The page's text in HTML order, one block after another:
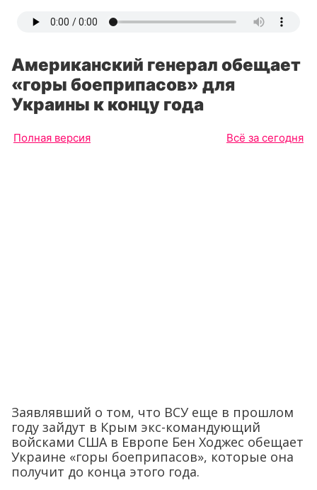
Американский генерал обещает
«горы боеприпасов» для
Украины к концу года
Полная версия Всё за сегодня
Заявлявший о том, что ВСУ еще в прошлом
году зайдут в Крым экс-командующий
войсками США в Европе Бен Ходжес обещает
Украине «горы боеприпасов», которые она
получит до конца этого года.